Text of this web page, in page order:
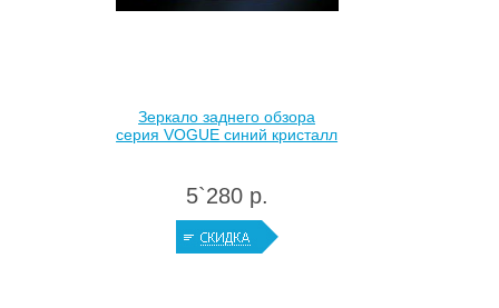
Зеркало заднего обзора
серия VOGUE синий кристалл
5`280 р.